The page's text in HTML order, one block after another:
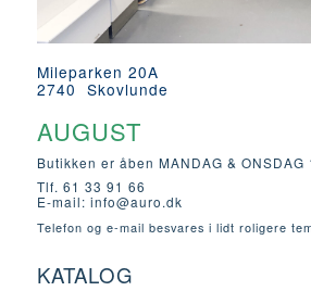
Mileparken 20A
2740 Skovlunde
AUGUST
Butikken er åben MANDAG & ONSDAG
Tlf. 61 33 91 66
E-mail: info@auro.dk
Telefon og e-mail besvares i lidt roligere
KATALOG